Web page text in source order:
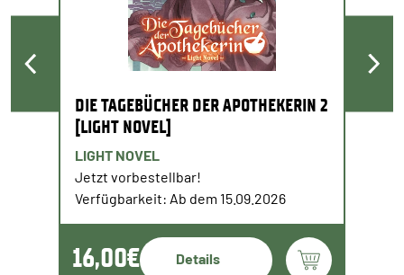
DIE TAGEBÜCHER DER APOTHEKERIN 2
[LIGHT NOVEL]
LIGHT NOVEL
Jetzt vorbestellbar!
Verfügbarkeit: Ab dem 15.09.2026
16,00€ Details